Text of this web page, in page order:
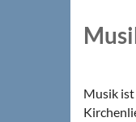
Musik ist